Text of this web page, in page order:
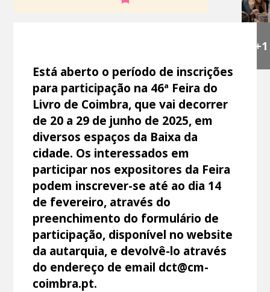
+1
Está aberto o período de inscrições
para participação na 46ª Feira do
Livro de Coimbra, que vai decorrer
de 20 a 29 de junho de 2025, em
diversos espaços da Baixa da
cidade. Os interessados em
participar nos expositores da Feira
podem inscrever-se até ao dia 14
de fevereiro, através do
preenchimento do formulário de
participação, disponível no website
da autarquia, e devolvê-lo através
do endereço de email dct@cm-
coimbra.pt.